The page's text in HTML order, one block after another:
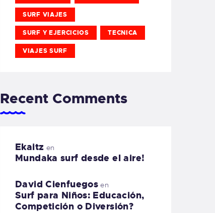
SURF VIAJES
SURF Y EJERCICIOS TECNICA
VIAJES SURF
Recent Comments
Ekaitz en
Mundaka surf desde el aire!
David Cienfuegos en
Surf para Niños: Educación,
Competición o Diversión?